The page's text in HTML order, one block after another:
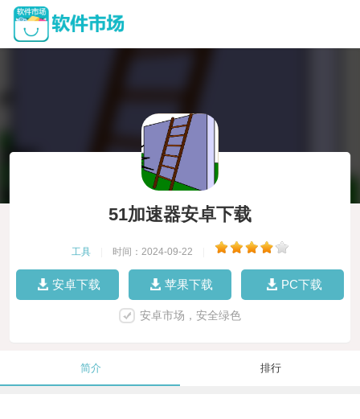
51加速器安卓下载
工具 时间：2024-09-22
安卓下载 苹果下载 PC下载
安卓市场，安全绿色
简介 排行